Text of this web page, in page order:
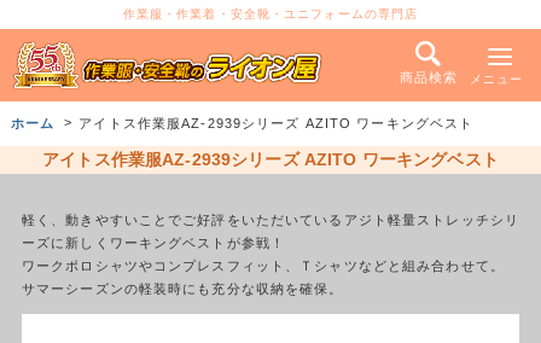
作業服・作業着・安全靴・ユニフォームの専門店
商品検索 メニュー
ホーム アイトス作業服AZ-2939シリーズ AZITO ワーキングベスト
アイトス作業服AZ-2939シリーズ AZITO ワーキングベスト
軽く、動きやすいことでご好評をいただいているアジト軽量ストレッチシリ
ーズに新しくワーキングベストが参戦！
ワークポロシャツやコンプレスフィット、Ｔシャツなどと組み合わせて。
サマーシーズンの軽装時にも充分な収納を確保。